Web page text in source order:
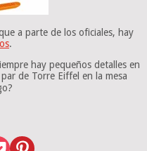
a parte de los oficiales, hay
.
hay pequeños detalles en
de Torre Eiffel en la mesa